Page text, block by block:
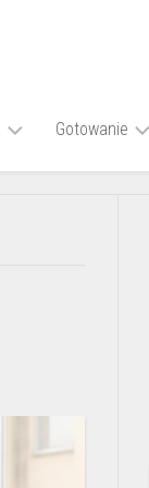
Gotowanie